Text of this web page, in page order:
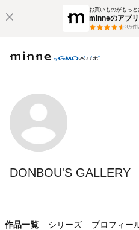
お買いものがもっ
minneのアプリ
3万件
DONBOU'S GALLERY
作品一覧 シリーズ プロフィー